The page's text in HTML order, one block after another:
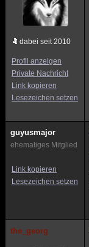
dabei seit 2010
Profil anzeigen
Private Nachricht
Link kopieren
Lesezeichen setzen
guyusmajor
ehemaliges Mitglied
Link kopieren
Lesezeichen setzen
the_georg